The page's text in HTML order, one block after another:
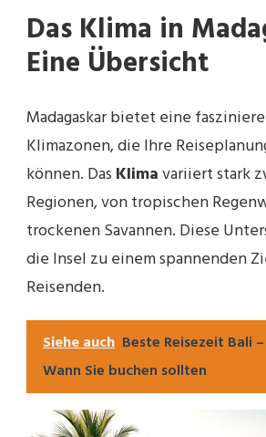
Das Klima in
Eine Übersicht
Madagaskar bietet eine
Klimazonen, die Ihre
können. Das Klimavariiert stark
Regionen, von tropischen
trockenen Savannen. Diese
die Insel zu einem spannenden
Reisenden.
Siehe auch Beste Reisezeit Bali –
Wann Sie buchen sollten